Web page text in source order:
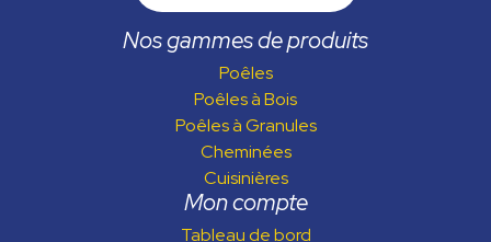
Nos gammes de produits
Poêles
Poêles à Bois
Poêles à Granules
Cheminées
Cuisinières
Mon compte
Tableau de bord